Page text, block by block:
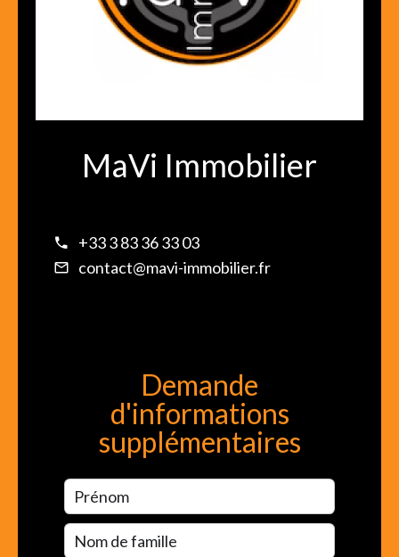
MaVi Immobilier
+33 3 83 36 33 03
contact@mavi-immobilier.fr
Demande
d'informations
supplémentaires